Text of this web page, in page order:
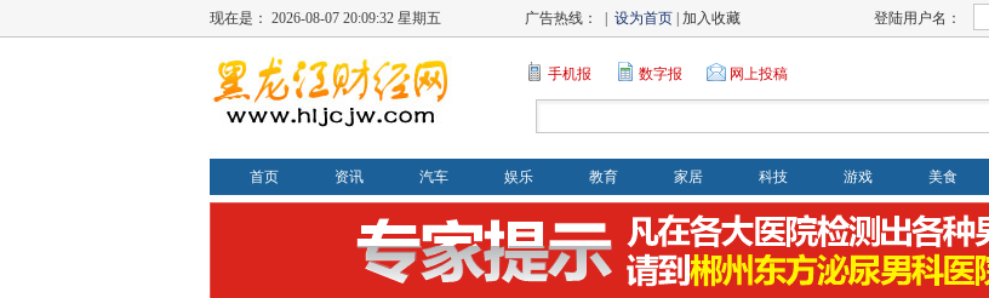
现在是： 2026-08-07 20:09:33 星期五 广告热线： | 设为首页 | 加入收藏 登陆用户名：
手机报 数字报 网上投稿
首页 资讯 汽车 娱乐 教育 家居 科技 游戏 美食